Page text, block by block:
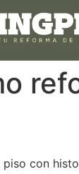
piso con